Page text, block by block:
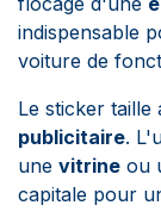
indispensable
voiture de
Le sticker taille
publicitaire.
une vitrine ou
capitale pour